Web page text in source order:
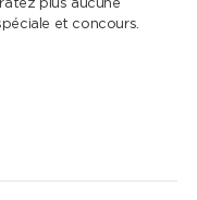
plus aucune
et concours.